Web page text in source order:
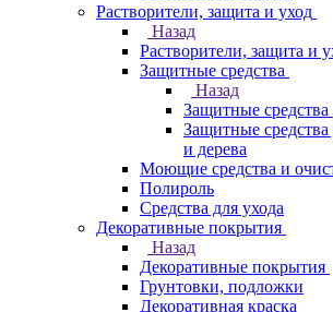
Растворители, защита и уход
Назад
Растворители, защита и
Защитные средства
Назад
Защитные средства
Защитные
и дерева
Моющие средства и
Полироль
Средства для ухода
Декоративные покрытия
Назад
Декоративные покрытия
Грунтовки, подложки
Декоративная краска